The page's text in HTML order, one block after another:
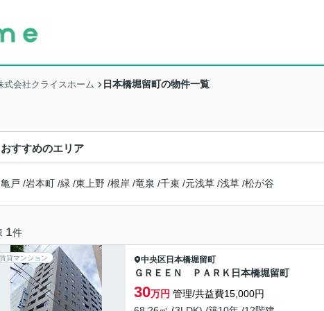
会社クライスホーム 日本橋堀留町の物件一覧
おすすめのエリア
亀戸 /岩本町 /緑 /東上野 /根岸 /竜泉 /千束 /元浅草 /浅草 /松が谷
1件
賃貸マンション 中央区 日本橋堀留町
ＧＲＥＥＮ ＰＡＲＫ日本橋堀留町
30万円 管理/共益費15,000円